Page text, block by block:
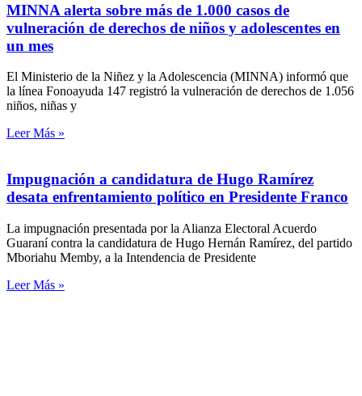
MINNA alerta sobre más de 1.000 casos de
vulneración de derechos de niños y adolescentes en
un mes
El Ministerio de la Niñez y la Adolescencia (MINNA) informó que
la línea Fonoayuda 147 registró la vulneración de derechos de 1.056
niños, niñas y
Leer Más »
Impugnación a candidatura de Hugo Ramírez
desata enfrentamiento político en Presidente Franco
La impugnación presentada por la Alianza Electoral Acuerdo
Guaraní contra la candidatura de Hugo Hernán Ramírez, del partido
Mboriahu Memby, a la Intendencia de Presidente
Leer Más »